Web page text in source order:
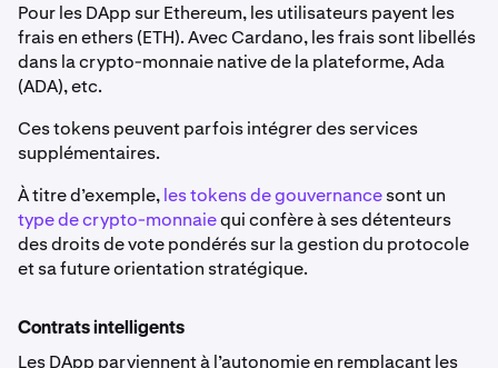
Pour les DApp sur Ethereum, les utilisateurs payent les
frais en ethers (ETH). Avec Cardano, les frais sont libellés
dans la crypto-monnaie native de la plateforme, Ada
(ADA), etc.
Ces tokens peuvent parfois intégrer des services
supplémentaires.
À titre d’exemple,les tokens de gouvernancesont un
type de crypto-monnaiequi confère à ses détenteurs
des droits de vote pondérés sur la gestion du protocole
et sa future orientation stratégique.
Contrats intelligents
Les DApp parviennent à l’autonomie en remplaçant les